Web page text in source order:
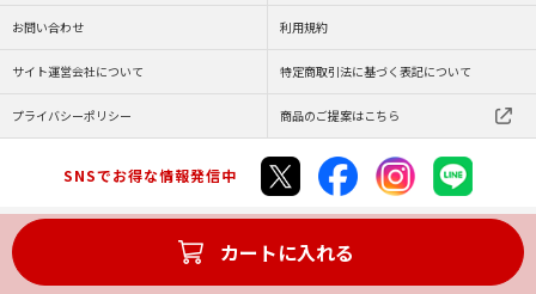
カートに入れる
お問い合わせ 利用規約
サイト運営会社について 特定商取引法に基づく表記について
プライバシーポリシー 商品のご提案はこちら
SNSでお得な情報発信中
Copyright (C) JAPAN POST Co.,Ltd. All Rights Reserved.